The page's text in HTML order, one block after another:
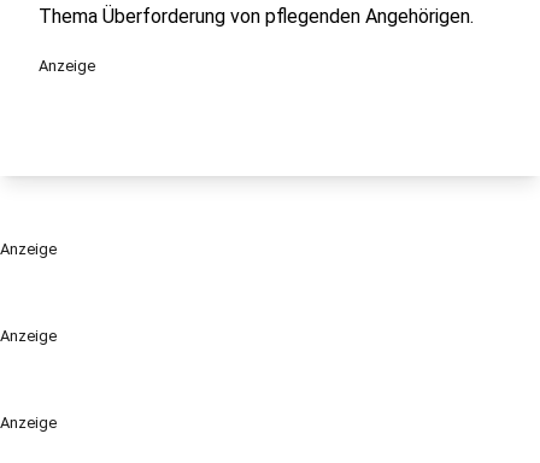
Anzeige
Anzeige
Thema Überforderung von pflegenden Angehörigen.
Anzeige
Anzeige